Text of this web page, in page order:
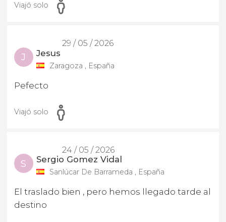
Viajó solo
29 / 05 / 2026
J Jesus
Zaragoza , España
Pefecto
Viajó solo
24 / 05 / 2026
S Sergio Gomez Vidal
Sanlúcar De Barrameda , España
El traslado bien , pero hemos llegado tarde al
destino